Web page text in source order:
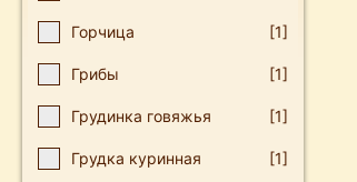
Горчица [1]
Грибы [1]
Грудинка говяжья [1]
Грудка куринная [1]